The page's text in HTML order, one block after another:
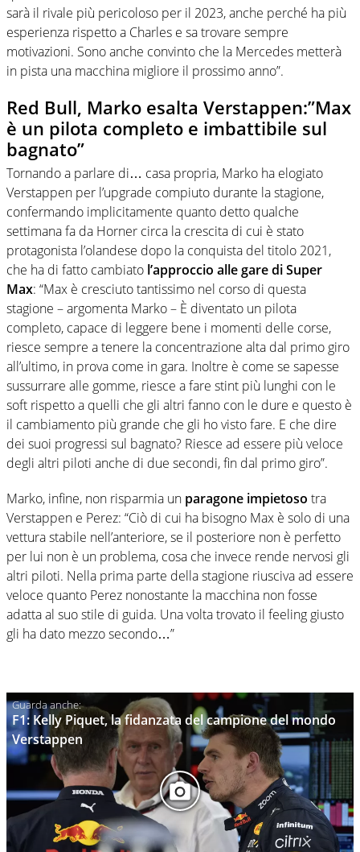
sarà il rivale più pericoloso per il 2023, anche perché ha più
esperienza rispetto a Charles e sa trovare sempre
motivazioni. Sono anche convinto che la Mercedes metterà
in pista una macchina migliore il prossimo anno”.
Red Bull, Marko esalta Verstappen:”Max
è un pilota completo e imbattibile sul
bagnato”
Tornando a parlare di… casa propria, Marko ha elogiato
Verstappen per l’upgrade compiuto durante la stagione,
confermando implicitamente quanto detto qualche
settimana fa da Horner circa la crescita di cui è stato
protagonista l’olandese dopo la conquista del titolo 2021,
che ha di fatto cambiato l’approccio alle gare di Super
Max: “Max è cresciuto tantissimo nel corso di questa
stagione – argomenta Marko – È diventato un pilota
completo, capace di leggere bene i momenti delle corse,
riesce sempre a tenere la concentrazione alta dal primo giro
all’ultimo, in prova come in gara. Inoltre è come se sapesse
sussurrare alle gomme, riesce a fare stint più lunghi con le
soft rispetto a quelli che gli altri fanno con le dure e questo è
il cambiamento più grande che gli ho visto fare. E che dire
dei suoi progressi sul bagnato? Riesce ad essere più veloce
degli altri piloti anche di due secondi, fin dal primo giro”.
Marko, infine, non risparmia un paragone impietoso tra
Verstappen e Perez: “Ciò di cui ha bisogno Max è solo di una
vettura stabile nell’anteriore, se il posteriore non è perfetto
per lui non è un problema, cosa che invece rende nervosi gli
altri piloti. Nella prima parte della stagione riusciva ad essere
veloce quanto Perez nonostante la macchina non fosse
adatta al suo stile di guida. Una volta trovato il feeling giusto
gli ha dato mezzo secondo…”
F1: Kelly Piquet, la fidanzata del campione del mondo
Verstappen